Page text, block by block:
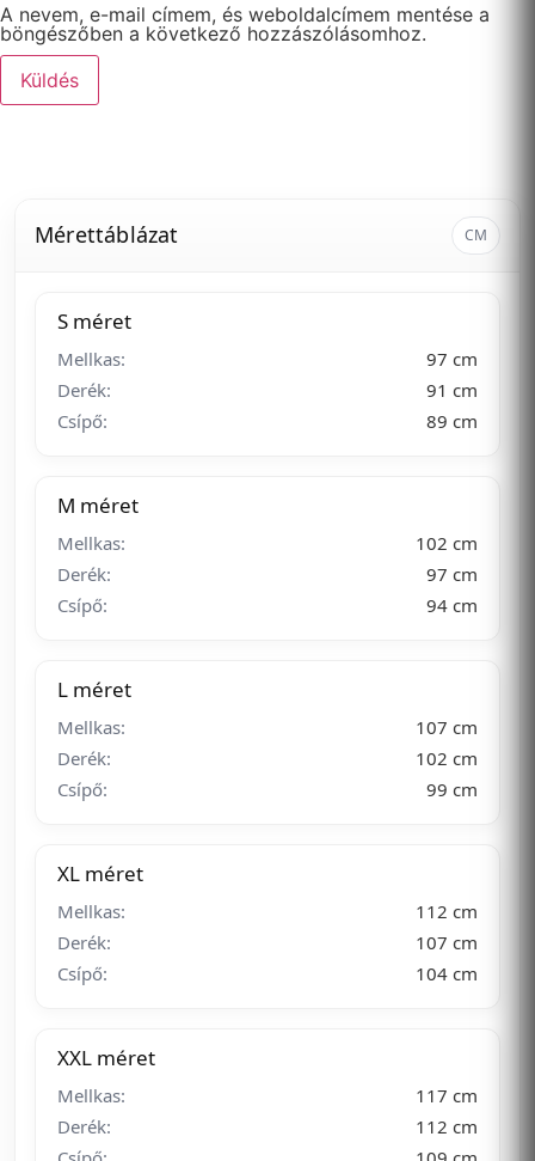
A nevem, e-mail címem, és weboldalcímem mentése a
böngészőben a következő hozzászólásomhoz.
Mérettáblázat CM
S méret
Mellkas:
97 cm
Derék:
91 cm
Csípő:
89 cm
M méret
Mellkas:
102 cm
Derék:
97 cm
Csípő:
94 cm
L méret
Mellkas:
107 cm
Derék:
102 cm
Csípő:
99 cm
XL méret
Mellkas:
112 cm
Derék:
107 cm
Csípő:
104 cm
XXL méret
Mellkas:
117 cm
Derék:
112 cm